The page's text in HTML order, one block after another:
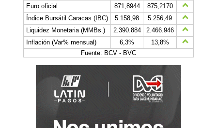
Euro oficial
871,8944
875,2170
Índice Bursátil Caracas (IBC)
5.158,98
5.256,49
Liquidez Monetaria (MMBs.)
2.390.884
2.466.946
Inflación (Var% mensual)
6,3%
13,8%
Fuente: BCV - BVC